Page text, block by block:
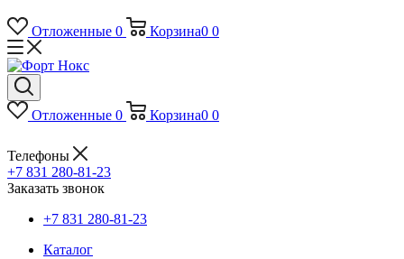
Отложенные 0 Корзина0 0
Отложенные 0 Корзина0 0
Телефоны
+7 831 280-81-23
Заказать звонок
+7 831 280-81-23
Каталог